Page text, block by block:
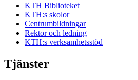
KTH Biblioteket
KTH:s skolor
Centrumbildningar
Rektor och ledning
KTH:s verksamhetsstöd
Tjänster